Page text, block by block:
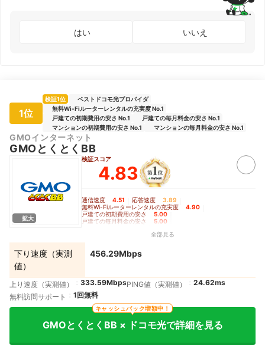
はい いいえ
1位
検証1位
ベストドコモ光プロバイダ
無料Wi-Fiルーターレンタルの充実度 No.1
戸建ての初期費用の安さ No.1
戸建ての毎月料金の安さ No.1
マンションの初期費用の安さ No.1
マンションの毎月料金の安さ No.1
GMOインターネット
GMOとくとくBB
拡大
検証スコア
4.83
通信速度 4.51 応答速度 3.89
無料Wi-Fiルーターレンタルの充実度 4.90
戸建ての初期費用の安さ 5.00
戸建ての毎月料金の安さ 5.00
マンションの毎月料金の安さ 5.00
全部見る
下り速度（実測
値）
456.29Mbps
上り速度（実測値） 333.59MbpsPING値（実測値）
24.62ms
無料訪問サポート
1回無料
GMOとくとくBB × ドコモ光で詳細を見る
キャッシュバック増額中！